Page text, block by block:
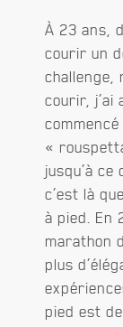
À 23 ans,
courir un
challenge,
courir, j’ai
«
jusqu’à
c’est là
à pied. En
marathon
plus
pied est